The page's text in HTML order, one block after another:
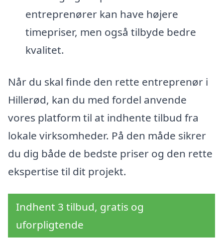
entreprenører kan have højere
timepriser, men også tilbyde bedre
kvalitet.
Når du skal finde den rette entreprenør i
Hillerød, kan du med fordel anvende
vores platform til at indhente tilbud fra
lokale virksomheder. På den måde sikrer
du dig både de bedste priser og den rette
ekspertise til dit projekt.
Indhent 3 tilbud, gratis og
uforpligtende